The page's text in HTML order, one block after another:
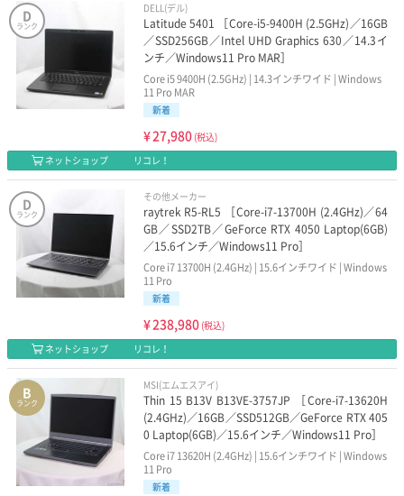
D
ランク
DELL(デル)
Latitude 5401 ［Core-i5-9400H (2.5GHz)／16GB
／SSD256GB／Intel UHD Graphics 630／14.3イ
ンチ／Windows11 Pro MAR］
Core i5 9400H (2.5GHz) | 14.3インチワイド | Windows
11 Pro MAR
新着
¥27,980 (税込)
ネットショップ
リコレ！
D
ランク
その他メーカー
raytrek R5-RL5 ［Core-i7-13700H (2.4GHz)／64
GB／SSD2TB／GeForce RTX 4050 Laptop(6GB)
／15.6インチ／Windows11 Pro］
Core i7 13700H (2.4GHz) | 15.6インチワイド | Windows
11 Pro
新着
¥238,980 (税込)
ネットショップ
リコレ！
B
ランク
MSI(エムエスアイ)
Thin 15 B13V B13VE-3757JP ［Core-i7-13620H
(2.4GHz)／16GB／SSD512GB／GeForce RTX 405
0 Laptop(6GB)／15.6インチ／Windows11 Pro］
Core i7 13620H (2.4GHz) | 15.6インチワイド | Windows
11 Pro
新着